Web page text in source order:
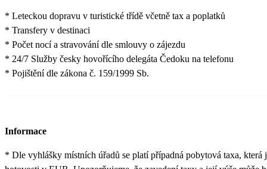
* Leteckou dopravu v turistické třídě včetně tax a poplatků
* Transfery v destinaci
* Počet nocí a stravování dle smlouvy o zájezdu
* 24/7 Služby česky hovořícího delegáta Čedoku na telefonu
* Pojištění dle zákona č. 159/1999 Sb.
Informace
* Dle vyhlášky místních úřadů se platí případná pobytová taxa, která